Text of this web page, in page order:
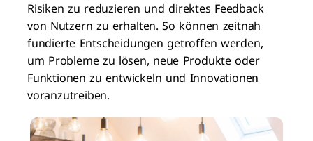
Risiken zu reduzieren und direktes Feedback
von Nutzern zu erhalten. So können zeitnah
fundierte Entscheidungen getroffen werden,
um Probleme zu lösen, neue Produkte oder
Funktionen zu entwickeln und Innovationen
voranzutreiben.